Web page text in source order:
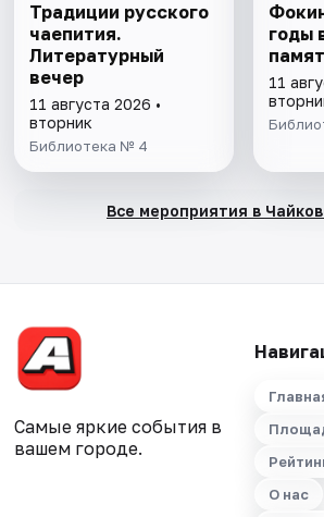
Традиции русского
чаепития.
Литературный
вечер
11 августа 2026 •
вторник
Библиотека № 4
годы
11
Все мероприятия в
Самые яркие события в
вашем городе.
О нас